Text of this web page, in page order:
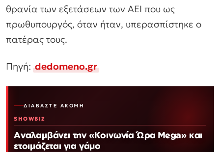
θρανία των εξετάσεων των ΑΕΙ που ως
πρωθυπουργός, όταν ήταν, υπερασπίστηκε ο
πατέρας τους.
Πηγή:dedomeno.gr
ΔΙΑΒΆΣΤΕ ΑΚΌΜΗ
SHOWBIZ
Αναλαμβάνει την «Κοινωνία Ώρα Mega» και
ετοιμάζεται για γάμο